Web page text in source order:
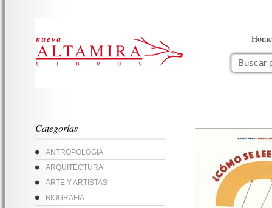
Home
Categorías
ANTROPOLOGIA
ARQUITECTURA
ARTE Y ARTISTAS
BIOGRAFIA